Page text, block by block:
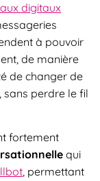
digitaux
à pouvoir
de manière
de changer de
sans perdre le fil
fortement
qui
, permettant